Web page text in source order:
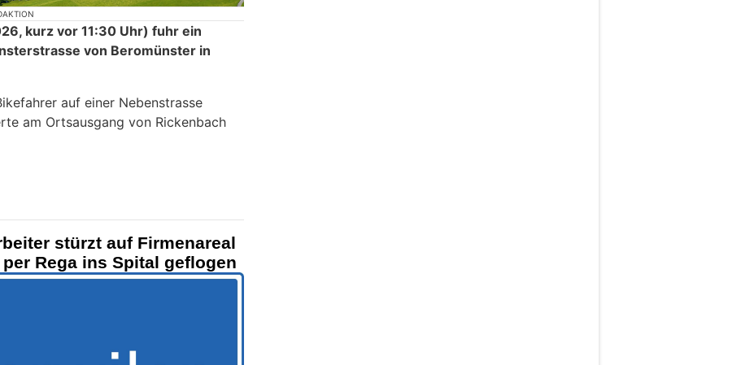
kurz vor 11:30 Uhr) fuhr ein
von Beromünster in
auf einer Nebenstrasse
am Ortsausgang von Rickenbach
stürzt auf Firmenareal
Rega ins Spital geflogen